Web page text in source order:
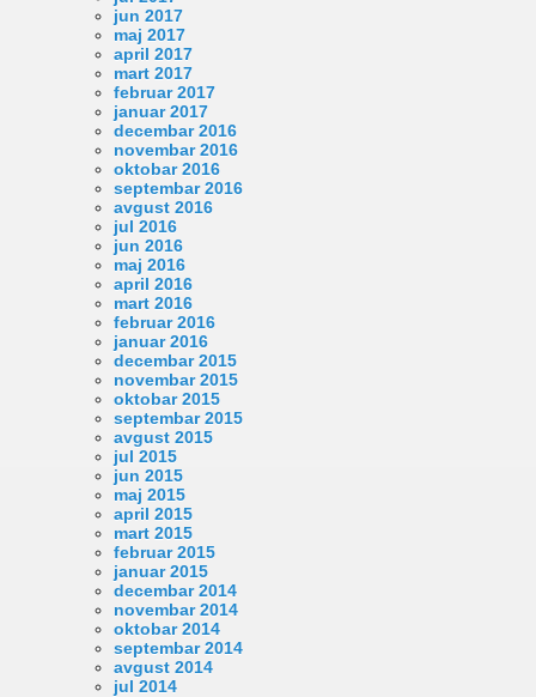
jun 2017
maj 2017
april 2017
mart 2017
februar 2017
januar 2017
decembar 2016
novembar 2016
oktobar 2016
septembar 2016
avgust 2016
jul 2016
jun 2016
maj 2016
april 2016
mart 2016
februar 2016
januar 2016
decembar 2015
novembar 2015
oktobar 2015
septembar 2015
avgust 2015
jul 2015
jun 2015
maj 2015
april 2015
mart 2015
februar 2015
januar 2015
decembar 2014
novembar 2014
oktobar 2014
septembar 2014
avgust 2014
jul 2014